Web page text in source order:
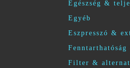
Egészség &
Egyéb
Eszpresszó &
Filter &